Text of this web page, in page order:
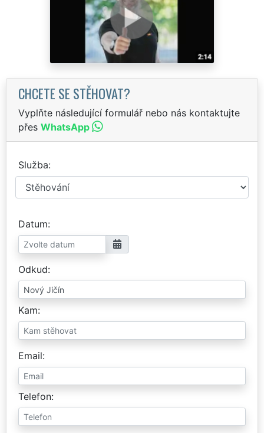
CHCETE SE STĚHOVAT?
Vyplňte následující formulář nebo nás kontaktujte
přes WhatsApp
Služba
Datum
Odkud
Kam
Email
Telefon